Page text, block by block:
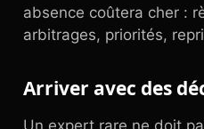
absence coûtera cher :
arbitrages, priorités,
Arriver avec des
Un expert rare ne doit